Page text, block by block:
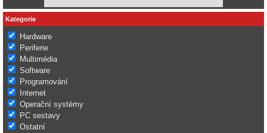
Kategorie
Hardware
Periferie
Multimédia
Software
Programování
Internet
Operační systémy
PC sestavy
Ostatní